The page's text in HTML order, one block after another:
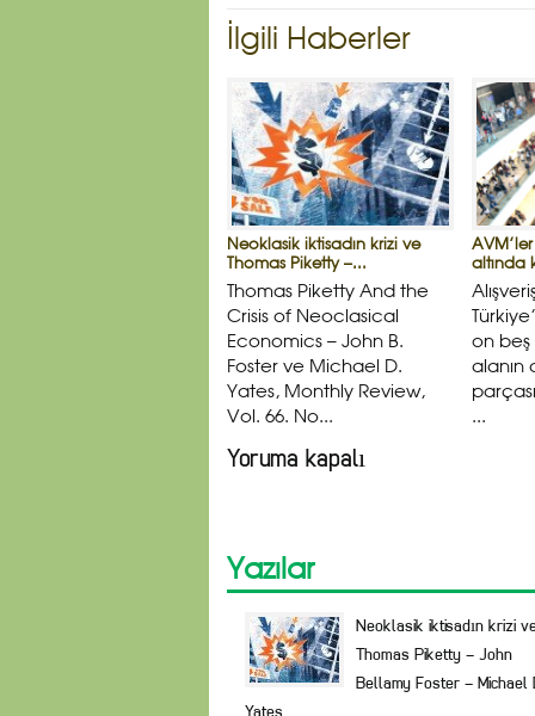
İlgili Haberler
Neoklasik iktisadın krizi ve
Thomas Piketty –...
Thomas Piketty And the
Crisis of Neoclasical
Economics – John B.
Foster ve Michael D.
Yates, Monthly Review,
Vol. 66. No...
AVM’ler
altında
on beş
alanın
...
Yoruma kapalı
Yazılar
Neoklasik iktisadın krizi
Thomas Piketty – John
Bellamy Foster – Michael
Yates